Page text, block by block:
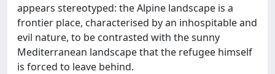
appears stereotyped: the Alpine landscape is a
frontier place, characterised by an inhospitable and
evil nature, to be contrasted with the sunny
Mediterranean landscape that the refugee himself
is forced to leave behind.